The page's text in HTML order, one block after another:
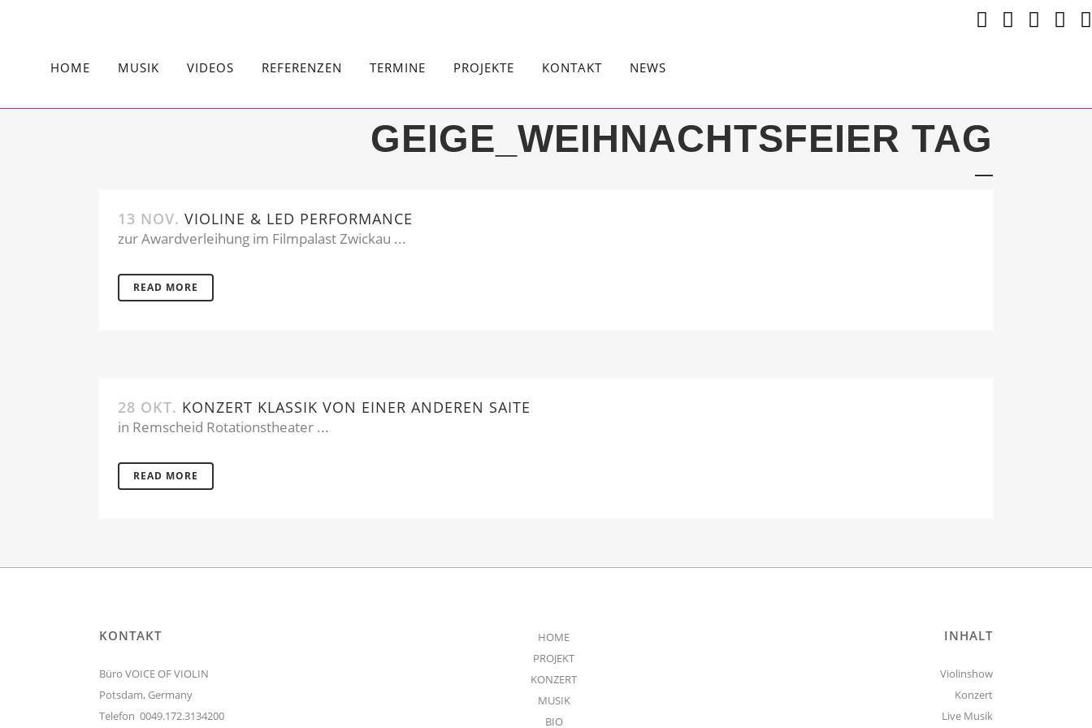
HOME MUSIK VIDEOS REFERENZEN TERMINE PROJEKTE KONTAKT NEWS
GEIGE_WEIHNACHTSFEIER TAG
13 NOV. VIOLINE & LED PERFORMANCE
zur Awardverleihung im Filmpalast Zwickau ...
READ MORE
28 OKT. KONZERT KLASSIK VON EINER ANDEREN SAITE
in Remscheid Rotationstheater ...
READ MORE
KONTAKT
Büro VOICE OF VIOLIN
Potsdam, Germany
Telefon 0049.172.3134200
HOME
PROJEKT
KONZERT
MUSIK
BIO
INHALT
Violinshow
Konzert
Live Musik